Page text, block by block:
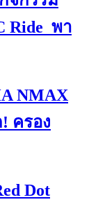
Ride พา
NMAX
ครอง
Dot